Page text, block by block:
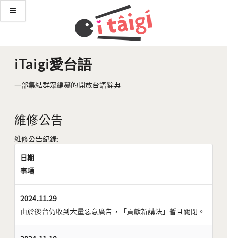
iTaigi愛台語
一部集結群眾編纂的開放台語辭典
維修公告
維修公告紀錄:
日期
事項
2024.11.29
由於後台仍收到大量惡意廣告，「貢獻新講法」暫且關閉。